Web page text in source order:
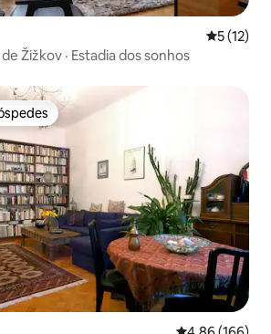
5 de uma
5 (12)
Žižkov · Estadia dos sonhos
dos hóspedes